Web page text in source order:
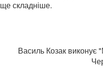
ще складніше.
Василь Козак виконує